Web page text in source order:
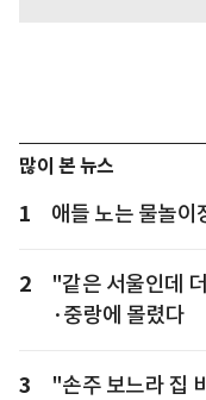
많이 본 뉴스
1 애들 노는 물놀이
2
"같은 서울인데
·중랑에 몰렸다
3
"손주 보느라 집